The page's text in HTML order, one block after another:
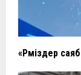
«Рәміздер